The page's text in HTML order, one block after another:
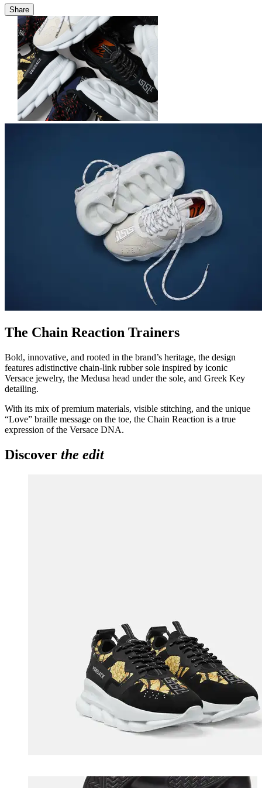
Share
The Chain Reaction Trainers
Bold, innovative, and rooted in the brand’s heritage, the design
features adistinctive chain-link rubber sole inspired by iconic
Versace jewelry, the Medusa head under the sole, and Greek Key
detailing.
With its mix of premium materials, visible stitching, and the unique
“Love” braille message on the toe, the Chain Reaction is a true
expression of the Versace DNA.
Discover the edit